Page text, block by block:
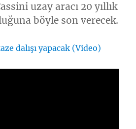
uzay aracı 20 yıllık
böyle son verecek.